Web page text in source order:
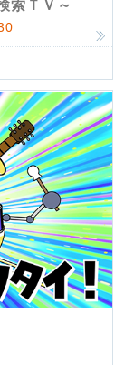
索ＴＶ～